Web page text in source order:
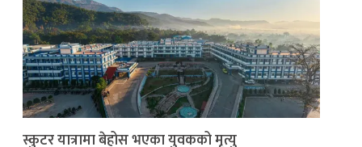
स्कुटर यात्रामा बेहोस भएका युवकको मृत्यु